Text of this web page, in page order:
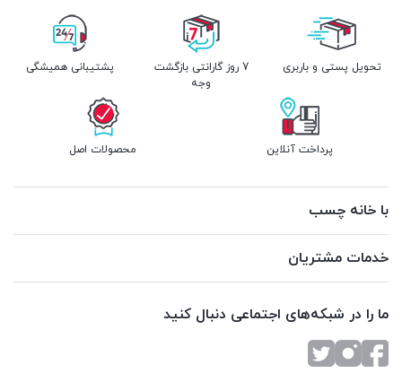
تحویل پستی و باربری
7 روز گارانتی بازگشت
وجه
پشتیبانی همیشگی
پرداخت آنلاین محصولات اصل
با خانه چسب
خدمات مشتریان
ما را در شبکه‌های اجتماعی دنبال کنید